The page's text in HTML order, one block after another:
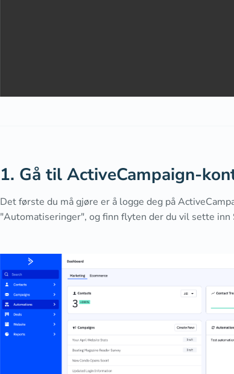
1. Gå til ActiveCampaign-
Det første du må gjøre er å logge deg på
"Automatiseringer", og finn flyten der du vil sette inn